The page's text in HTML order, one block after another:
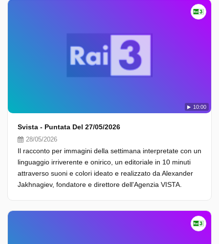
10:00
Svista - Puntata Del 27/05/2026
28/05/2026
Il racconto per immagini della settimana interpretate con un
linguaggio irriverente e onirico, un editoriale in 10 minuti
attraverso suoni e colori ideato e realizzato da Alexander
Jakhnagiev, fondatore e direttore dell'Agenzia VISTA.